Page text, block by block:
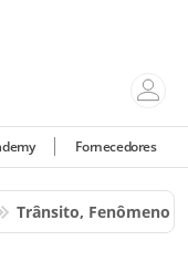
Fornecedores
Trânsito, Fenômeno